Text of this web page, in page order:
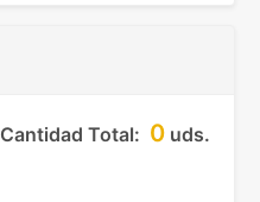
Cantidad Total: 0 uds.